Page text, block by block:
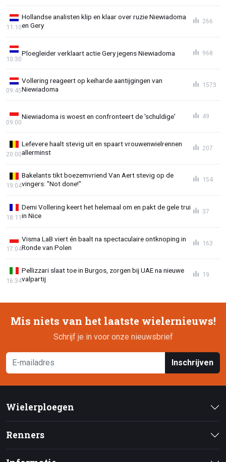
Hollandse analisten klip en klaar over ruzie Niewiadoma
en Gery
11:10
266
Ploegleider verklaart actie Gery jegens Niewiadoma
10:30
968
Vollering reageert op keiharde aantijgingen van
Niewiadoma
09:45
1573
Niewiadoma is woest en confronteert de 'schuldige'
09:00
49
Lefevere haalt stevig uit en spaart vrouwenwielrennen
allerminst
20:00
207
Bakelants tikt boezemvriend Van Aert stevig op de
vingers: "Not done!"
19:04
154
Demi Vollering keert het helemaal om en pakt de gele trui
in Nice
18:11
37
Visma LaB viert én baalt na spectaculaire ontknoping in
Ronde van Polen
17:04
163
Pellizzari slaat toe in Burgos, zorgen bij UAE na nieuwe
valpartij
16:34
19
Mis niets van het laatste wielernieuws!
Schrijf je in voor onze nieuwsbrief
Inschrijven
Wielerploegen
Renners